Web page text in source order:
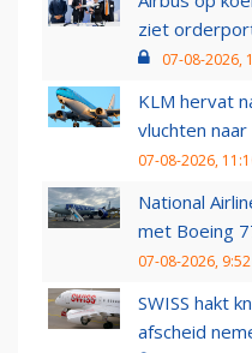
ziet
07-08-2026,
KLM hervat
vluchten
07-08-2026,
National
met Boeing
07-08-2026, 9:52
SWISS hakt
afscheid